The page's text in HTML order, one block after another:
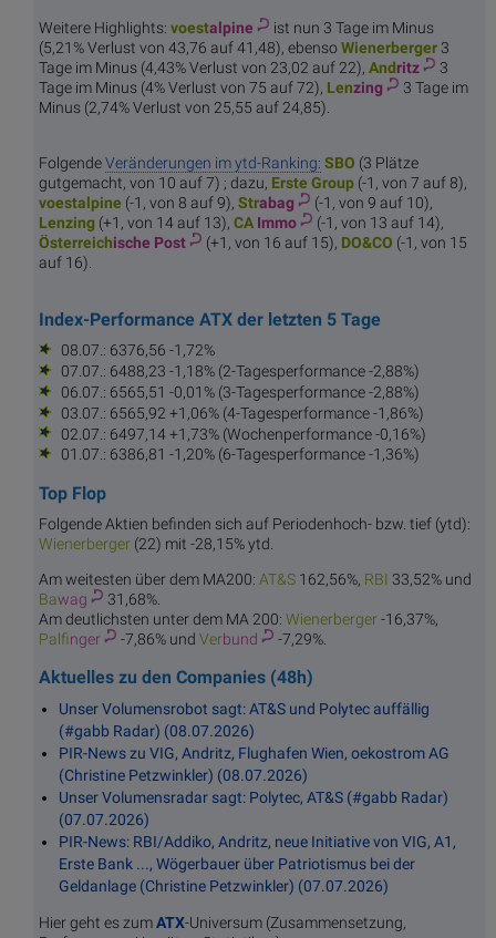
Weitere Highlights: voestalpine
ist nun 3 Tage im Minus
(5,21% Verlust von 43,76 auf 41,48), ebensoWienerberger3
Tage im Minus (4,43% Verlust von 23,02 auf 22), Andritz
3
Tage im Minus (4% Verlust von 75 auf 72), Lenzing
3 Tage im
Minus (2,74% Verlust von 25,55 auf 24,85).
FolgendeVeränderungen im ytd-Ranking: SBO (3 Plätze
gutgemacht, von 10 auf 7) ; dazu, Erste Group (-1, von 7 auf 8),
voestalpine (-1, von 8 auf 9), Strabag
(-1, von 9 auf 10),
Lenzing (+1, von 14 auf 13), CA Immo
(-1, von 13 auf 14),
Österreichische Post (+1, von 16 auf 15), DO&CO (-1, von 15
auf 16).
Index-Performance ATX der letzten 5 Tage
08.07.: 6376,56 -1,72%
07.07.: 6488,23 -1,18% (2-Tagesperformance -2,88%)
06.07.: 6565,51 -0,01% (3-Tagesperformance -2,88%)
03.07.: 6565,92 +1,06% (4-Tagesperformance -1,86%)
02.07.: 6497,14 +1,73% (Wochenperformance -0,16%)
01.07.: 6386,81 -1,20% (6-Tagesperformance -1,36%)
Top Flop
Folgende Aktien befinden sich auf Periodenhoch- bzw. tief (ytd):
Wienerberger (22) mit -28,15% ytd.
Am weitesten über dem MA200: AT&S 162,56%, RBI 33,52% und
Bawag
31,68%.
Am deutlichsten unter dem MA 200: Wienerberger-16,37%,
Palfinger -7,86% und Verbund -7,29%.
Aktuelles zu den Companies (48h)
Unser Volumensrobot sagt: AT&S und Polytec auffällig
(#gabb Radar) (08.07.2026)
PIR-News zu VIG, Andritz, Flughafen Wien, oekostrom AG
(Christine Petzwinkler) (08.07.2026)
Unser Volumensradar sagt: Polytec, AT&S (#gabb Radar)
(07.07.2026)
PIR-News: RBI/Addiko, Andritz, neue Initiative von VIG, A1,
Erste Bank ..., Wögerbauer über Patriotismus bei der
Geldanlage (Christine Petzwinkler) (07.07.2026)
Hier geht es zumATX-Universum (Zusammensetzung,